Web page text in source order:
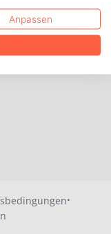
·
Anpassen